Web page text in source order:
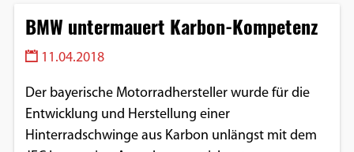
BMW untermauert Karbon-Kompetenz
11.04.2018
Der bayerische Motorradhersteller wurde für die
Entwicklung und Herstellung einer
Hinterradschwinge aus Karbon unlängst mit dem